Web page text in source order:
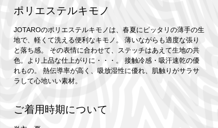
ポリエステルキモノ
JOTAROのポリエステルキモノは、春夏にピッタリの薄手の生
地で、軽くて洗える便利なキモノ。 薄いながらも適度な張り
と落ち感。 その表情に合わせて、ステッチはあえて生地の共
色。より上品な仕上がりに・・・。 接触冷感・吸汗速乾の優
れもの。 熱伝導率が高く、吸放湿性に優れ、肌触りがサラサ
ラして心地いい素材。
ご着用時期について